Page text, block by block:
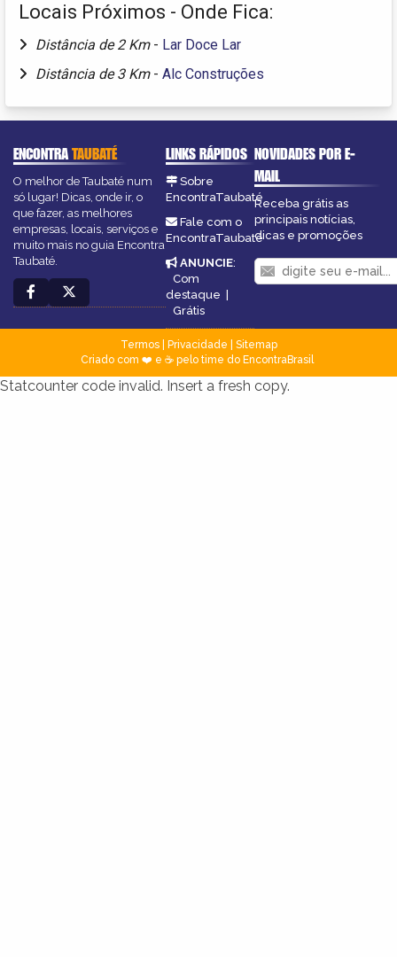
Locais Próximos - Onde Fica:
Distância de 2 Km - Lar Doce Lar
Distância de 3 Km - Alc Construções
ENCONTRATAUBATÉ
O melhor de Taubaté num
só lugar! Dicas, onde ir, o
que fazer, as melhores
empresas, locais, serviços e
muito mais no guia Encontra
Taubaté.
LINKS RÁPIDOS
Sobre
EncontraTaubaté
Fale com o
EncontraTaubaté
ANUNCIE:
Com
destaque
Grátis
NOVIDADES POR E-
MAIL
Receba grátis as
principais notícias,
dicas e promoções
Termos| Privacidade
Sitemap
Criado com ❤️ e ☕ pelo time do EncontraBrasil
Statcounter code invalid. Insert a fresh copy.